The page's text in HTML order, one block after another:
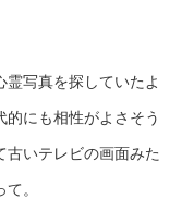
写真を探していたよ
的にも相性がよさそう
古いテレビの画面みた
。